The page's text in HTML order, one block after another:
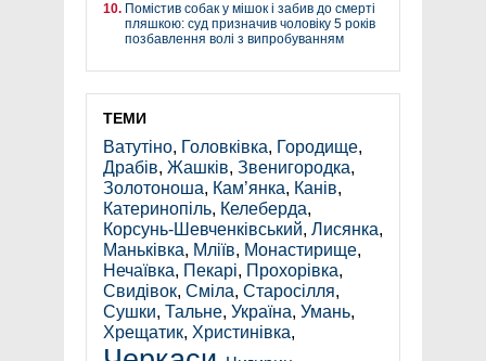
Помістив собак у мішок і забив до смерті
пляшкою: суд призначив чоловіку 5 років
позбавлення волі з випробуванням
ТЕМИ
Ватутіно, Головківка, Городище,
Драбів, Жашків, Звенигородка,
Золотоноша, Кам’янка, Канів,
Катеринопіль, Келеберда,
Корсунь-Шевченківський, Лисянка,
Маньківка, Мліїв, Монастирище,
Нечаївка, Пекарі, Прохорівка,
Свидівок, Сміла, Старосілля,
Сушки, Тальне, Україна, Умань,
Хрещатик, Христинівка,